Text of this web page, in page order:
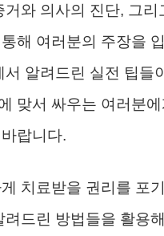
거와 의사의 진단, 그리
해 여러분의 주장을
서 알려드린 실전 팁들
맞서 싸우는 여러분
랍니다.
치료받을 권리를 포
려드린 방법들을 활용